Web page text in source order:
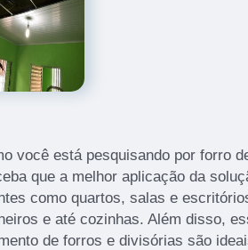
você está pesquisando por forro
que a melhor aplicação da
como quartos, salas e
e até cozinhas. Além disso,
de forros e divisórias são